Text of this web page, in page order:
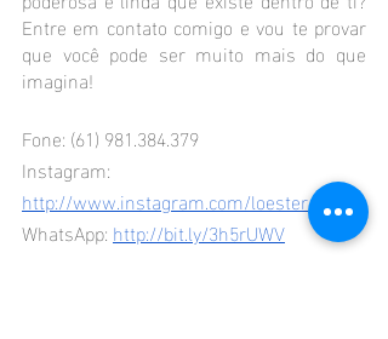
Entre em contato comigo e vou te provar
que você pode ser muito mais do que
imagina!
Fone: (61) 981.384.379
Instagram:
http://www.instagram.com/loester
WhatsApp: http://bit.ly/3h5rUWV